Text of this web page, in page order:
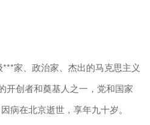
家、政治家、杰出的马克思主义
开创者和奠基人之一，党和国家
病在北京逝世，享年九十岁。